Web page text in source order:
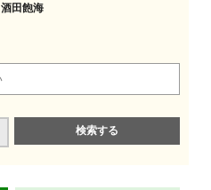
酒田飽海